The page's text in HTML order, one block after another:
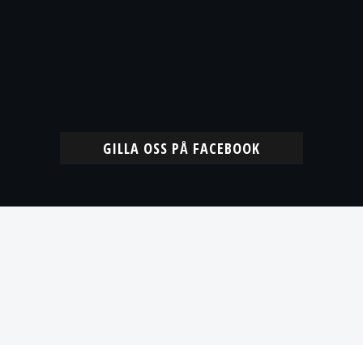
GILLA OSS PÅ FACEBOOK